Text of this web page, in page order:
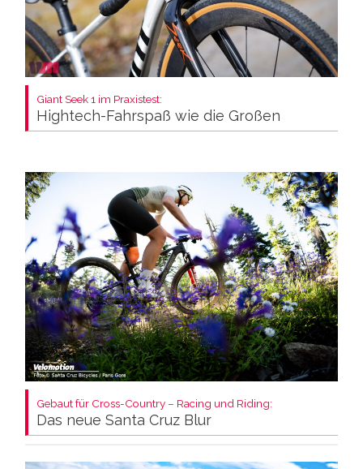
Giant Seek 1 im Praxistest:
Hightech-Fahrspaß wie die Großen
Gebaut für Cross-Country – Racing und Riding:
Das neue Santa Cruz Blur